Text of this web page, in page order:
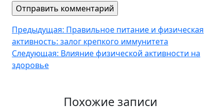
Навигация
по
записям
Предыдущая: Правильное питание и физическая
активность: залог крепкого иммунитета
Следующая: Влияние физической активности на
здоровье
Похожие записи